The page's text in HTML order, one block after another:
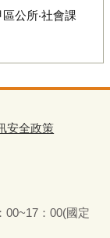
公所‧社會課
安全政策
00~17：00(國定